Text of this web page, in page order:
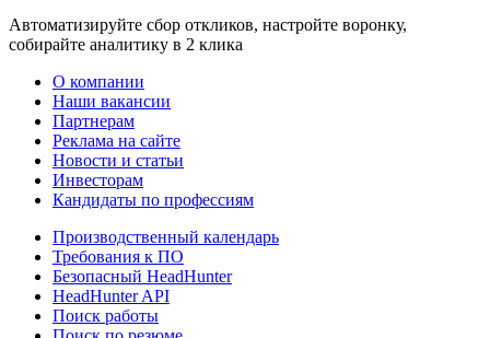
Автоматизируйте сбор откликов, настройте воронку,
собирайте аналитику в 2 клика
О компании
Наши вакансии
Партнерам
Реклама на сайте
Новости и статьи
Инвесторам
Кандидаты по профессиям
Производственный календарь
Требования к ПО
Безопасный HeadHunter
HeadHunter API
Поиск работы